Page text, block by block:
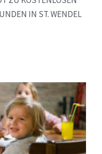
IN ST. WENDEL